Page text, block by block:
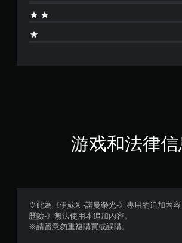
游戏和法律信
※此為《伊蘇X -諾曼榮光-》專用的追加內
歷險-》無法使用本追加內容。
※請留意勿重複購買或誤購。